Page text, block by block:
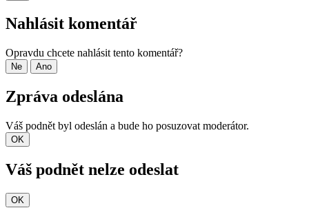
Nahlásit komentář
Opravdu chcete nahlásit tento komentář?
Ne Ano
Zpráva odeslána
Váš podnět byl odeslán a bude ho posuzovat moderátor.
OK
Váš podnět nelze odeslat
OK